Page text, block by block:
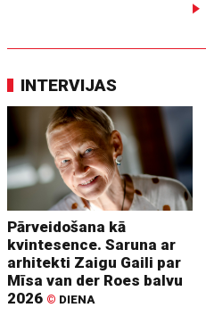
INTERVIJAS
Pārveidošana kā
kvintesence. Saruna ar
arhitekti Zaigu Gaili par
Mīsa van der Roes balvu
2026 © DIENA